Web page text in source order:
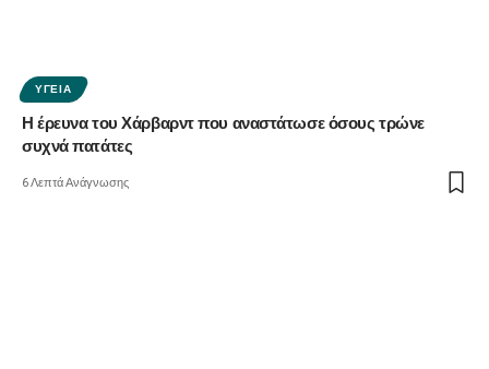
ΥΓΕΊΑ
Η έρευνα του Χάρβαρντ που αναστάτωσε όσους τρώνε
συχνά πατάτες
6 Λεπτά Ανάγνωσης